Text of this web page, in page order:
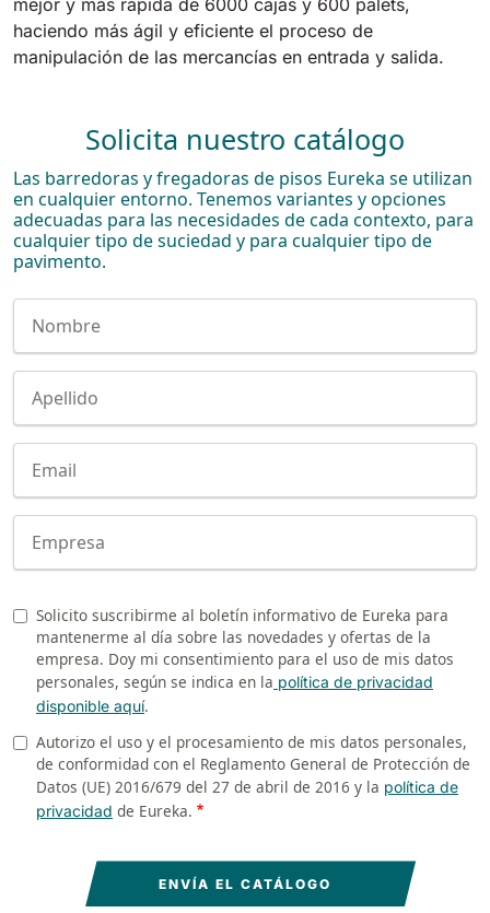
mejor y más rápida de 6000 cajas y 600 palets,
haciendo más ágil y eficiente el proceso de
manipulación de las mercancías en entrada y salida.
Solicita nuestro catálogo
Las barredoras y fregadoras de pisos Eureka se utilizan
en cualquier entorno. Tenemos variantes y opciones
adecuadas para las necesidades de cada contexto, para
cualquier tipo de suciedad y para cualquier tipo de
pavimento.
Newsletter
Solicito suscribirme al boletín informativo de Eureka para
mantenerme al día sobre las novedades y ofertas de la
empresa. Doy mi consentimiento para el uso de mis datos
personales, según se indica en la política de privacidad
disponible aquí.
Privacy
Autorizo el uso y el procesamiento de mis datos personales,
de conformidad con el Reglamento General de Protección de
Datos (UE) 2016/679 del 27 de abril de 2016 y la política de
privacidad de Eureka.